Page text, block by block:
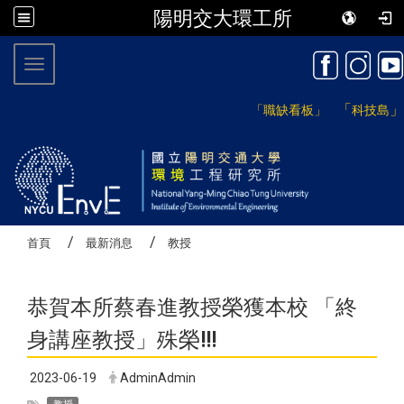
陽明交大環工所
「職缺看板」 「科技島 」
Toggle navigation
首頁 最新消息 教授
恭賀本所蔡春進教授榮獲本校 「終
身講座教授」殊榮!!!
2023-06-19 AdminAdmin